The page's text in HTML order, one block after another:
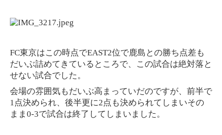
FC東京はこの時点でEAST2位で鹿島との勝ち点差も
だいぶ詰めてきているところで、この試合は絶対落と
せない試合でした。
会場の雰囲気もだいぶ高まっていだのですが、前半で
1点決められ、後半更に2点も決められてしまいその
まま0-3で試合は終了してしまいました。